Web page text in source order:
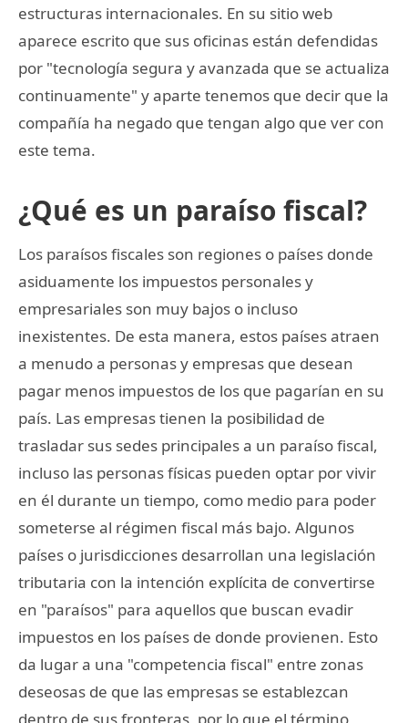
estructuras internacionales. En su sitio web
aparece escrito que sus oficinas están defendidas
por "tecnología segura y avanzada que se actualiza
continuamente" y aparte tenemos que decir que la
compañía ha negado que tengan algo que ver con
este tema.
¿Qué es un paraíso fiscal?
Los paraísos fiscales son regiones o países donde
asiduamente los impuestos personales y
empresariales son muy bajos o incluso
inexistentes. De esta manera, estos países atraen
a menudo a personas y empresas que desean
pagar menos impuestos de los que pagarían en su
país. Las empresas tienen la posibilidad de
trasladar sus sedes principales a un paraíso fiscal,
incluso las personas físicas pueden optar por vivir
en él durante un tiempo, como medio para poder
someterse al régimen fiscal más bajo. Algunos
países o jurisdicciones desarrollan una legislación
tributaria con la intención explícita de convertirse
en "paraísos" para aquellos que buscan evadir
impuestos en los países de donde provienen. Esto
da lugar a una "competencia fiscal" entre zonas
deseosas de que las empresas se establezcan
dentro de sus fronteras, por lo que el término